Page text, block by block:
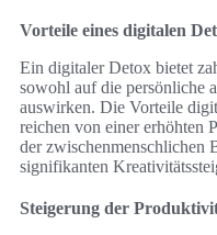
Vorteile eines digitalen
Ein digitaler Detox bietet
sowohl auf die persönliche
auswirken. Die Vorteile
reichen von einer erhöhten
der zwischenmenschlichen
signifikanten
Steigerung der